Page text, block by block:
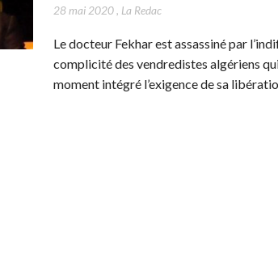
28 mai 2020, La Redac
Le docteur Fekhar est assassiné par
complicité des vendredistes algériens qui
moment intégré l’exigence de sa